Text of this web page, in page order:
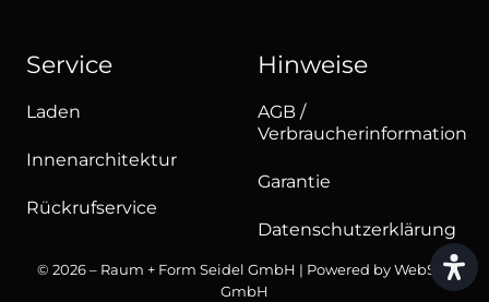
Service
Laden
Innenarchitektur
Rückrufservice
Hinweise
AGB /
Verbraucherinformation
Garantie
Datenschutzerklärung
© 2026 – Raum + Form Seidel GmbH | Powered byWebSeo
GmbH